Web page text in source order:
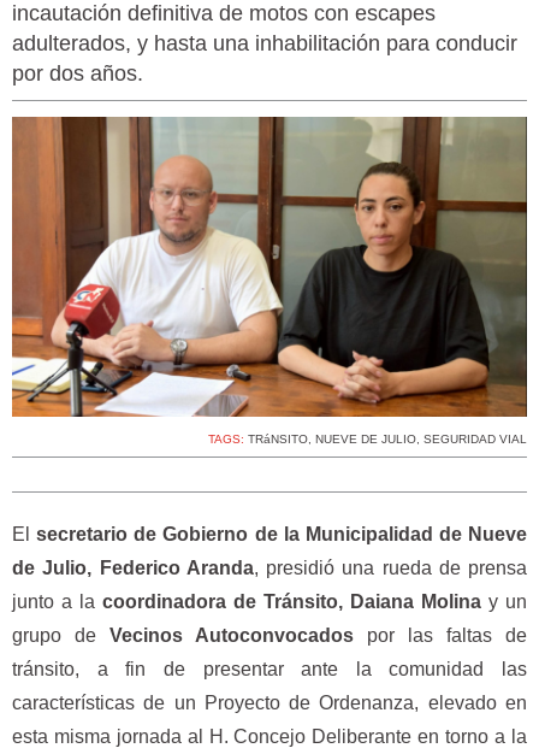
incautación definitiva de motos con escapes
adulterados, y hasta una inhabilitación para conducir
por dos años.
TAGS: TRáNSITO, NUEVE DE JULIO, SEGURIDAD VIAL
Elsecretario de Gobierno de la Municipalidad de Nueve
de Julio, Federico Aranda, presidió una rueda de prensa
junto a la coordinadora de Tránsito, Daiana Molina y un
grupo de Vecinos Autoconvocados por las faltas de
tránsito, a fin de presentar ante la comunidad las
características de un Proyecto de Ordenanza, elevado en
esta misma jornada al H. Concejo Deliberante en torno a la